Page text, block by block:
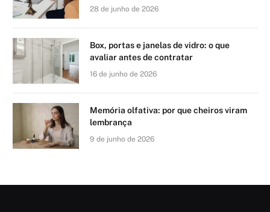
28 de junho de 2026
Box, portas e janelas de vidro: o que
avaliar antes de contratar
16 de junho de 2026
Memória olfativa: por que cheiros viram
lembrança
9 de junho de 2026